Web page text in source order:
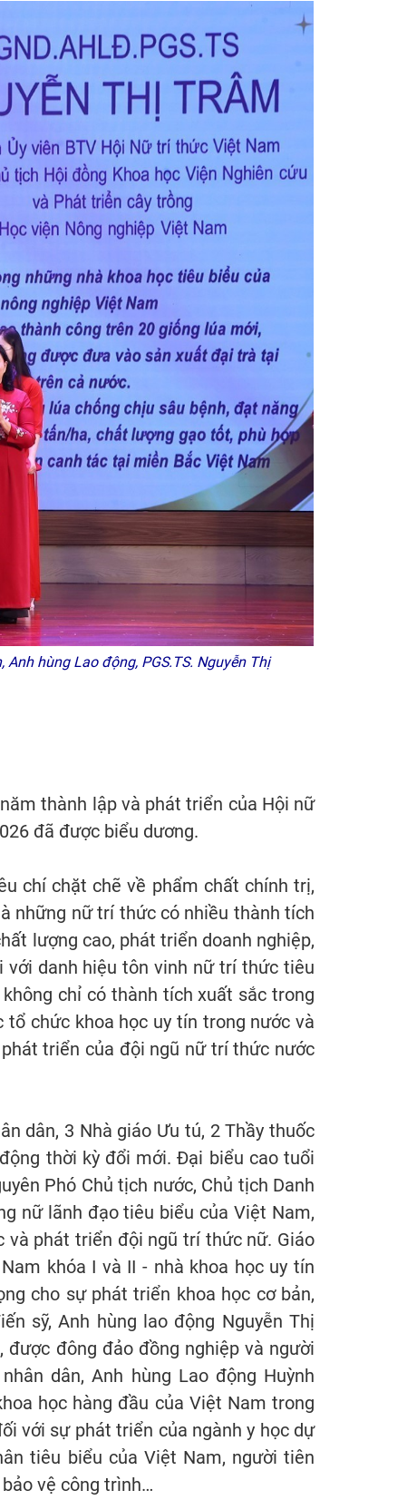
hùng Lao động, PGS.TS. Nguyễn Thị
thành lập và phát triển của Hội nữ
đã được biểu dương.
chí chặt chẽ về phẩm chất chính trị,
những nữ trí thức có nhiều thành tích
lượng cao, phát triển doanh nghiệp,
với danh hiệu tôn vinh nữ trí thức tiêu
chỉ có thành tích xuất sắc trong
tổ chức khoa học uy tín trong nước và
triển của đội ngũ nữ trí thức nước
dân, 3 Nhà giáo Ưu tú, 2 Thầy thuốc
thời kỳ đổi mới. Đại biểu cao tuổi
Phó Chủ tịch nước, Chủ tịch Danh
nữ lãnh đạo tiêu biểu của Việt Nam,
và phát triển đội ngũ trí thức nữ. Giáo
khóa I và II - nhà khoa học uy tín
cho sự phát triển khoa học cơ bản,
sỹ, Anh hùng lao động Nguyễn Thị
đông đảo đồng nghiệp và người
dân, Anh hùng Lao động Huỳnh
học hàng đầu của Việt Nam trong
với sự phát triển của ngành y học dự
tiêu biểu của Việt Nam, người tiên
vệ công trình…